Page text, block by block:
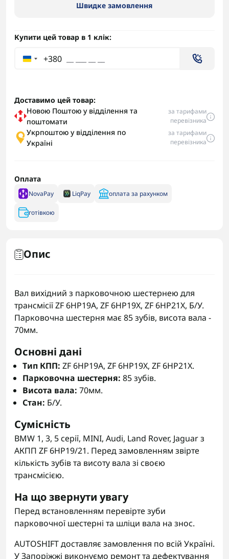
Швидке замовлення
Купити цей товар в 1 клік:
+380
Доставимо цей товар:
Новою Поштою у відділення та
поштомати
за тарифами
перевізника
Укрпоштою у відділення по
Україні
за тарифами
перевізника
Оплата
NovaPay LiqPay оплата за рахунком
готівкою
Опис
Вал вихідний з парковочною шестернею для
трансмісії ZF 6HP19A, ZF 6HP19X, ZF 6HP21X, Б/У.
Парковочна шестерня має 85 зубів, висота вала -
70мм.
Основні дані
Тип КПП: ZF 6HP19A, ZF 6HP19X, ZF 6HP21X.
Парковочна шестерня: 85 зубів.
Висота вала: 70мм.
Стан: Б/У.
Сумісність
BMW 1, 3, 5 серії, MINI, Audi, Land Rover, Jaguar з
АКПП ZF 6HP19/21. Перед замовленням звірте
кількість зубів та висоту вала зі своєю
трансмісією.
На що звернути увагу
Перед встановленням перевірте зуби
парковочної шестерні та шліци вала на знос.
AUTOSHIFT доставляє замовлення по всій Україні.
У Запоріжжі виконуємо ремонт та дефектування